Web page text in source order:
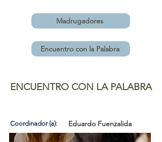
Madrugadores
Encuentro con la Palabra
ENCUENTRO CON LA PALABRA
Coordinador (a): Eduardo Fuenzalida